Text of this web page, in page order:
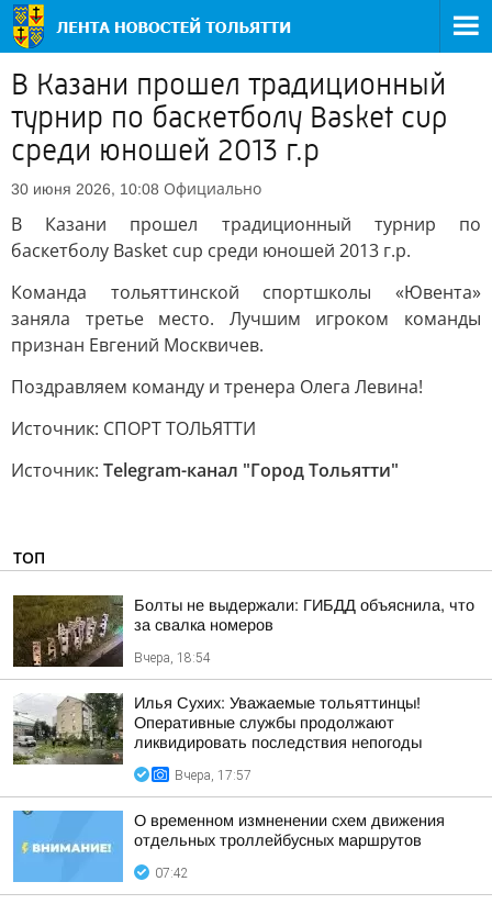
В Казани прошел традиционный
турнир по баскетболу Basket cup
среди юношей 2013 г.р
30 июня 2026, 10:08 Официально
В Казани прошел традиционный турнир по
баскетболу Basket cup среди юношей 2013 г.р.
Команда тольяттинской спортшколы «Ювента»
заняла третье место. Лучшим игроком команды
признан Евгений Москвичев.
Поздравляем команду и тренера Олега Левина!
Источник: СПОРТ ТОЛЬЯТТИ
Источник: Telegram-канал "Город Тольятти"
ТОП
Болты не выдержали: ГИБДД объяснила, что
за свалка номеров
Вчера, 18:54
Илья Сухих: Уважаемые тольяттинцы!
Оперативные службы продолжают
ликвидировать последствия непогоды
Вчера, 17:57
О временном измненении схем движения
отдельных троллейбусных маршрутов
07:42